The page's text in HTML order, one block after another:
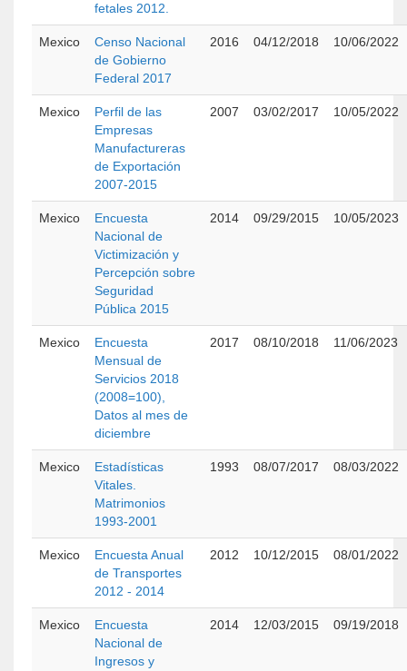
fetales 2012.
Mexico
Censo Nacional
de Gobierno
Federal 2017
2016 04/12/2018 10/06/2022
Mexico
Perfil de las
Empresas
Manufactureras
de Exportación
2007-2015
2007 03/02/2017 10/05/2022
Mexico
Encuesta
Nacional de
Victimización y
Percepción sobre
Seguridad
Pública 2015
2014 09/29/2015 10/05/2023
Mexico
Encuesta
Mensual de
Servicios 2018
(2008=100),
Datos al mes de
diciembre
2017 08/10/2018 11/06/2023
Mexico
Estadísticas
Vitales.
Matrimonios
1993-2001
1993 08/07/2017 08/03/2022
Mexico
Encuesta Anual
de Transportes
2012 - 2014
2012 10/12/2015 08/01/2022
Mexico
Encuesta
Nacional de
Ingresos y
2014 12/03/2015 09/19/2018